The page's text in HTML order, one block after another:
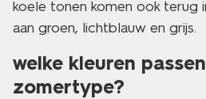
koele tonen komen ook terug
aan groen, lichtblauw en grijs.
welke kleuren
zomertype?